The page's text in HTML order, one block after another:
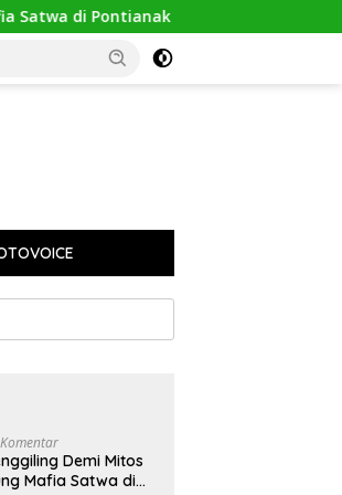
di Pontianak Bersama Setengah Ton
Demi Mitos
Mafia Satwa di